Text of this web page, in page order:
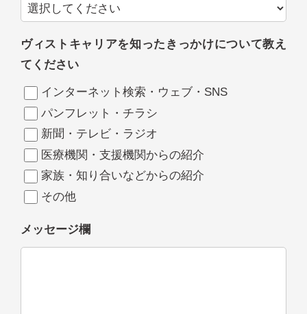
ヴィストキャリアを知ったきっかけについて教え
てください
インターネット検索・ウェブ・SNS
パンフレット・チラシ
新聞・テレビ・ラジオ
医療機関・支援機関からの紹介
家族・知り合いなどからの紹介
その他
メッセージ欄